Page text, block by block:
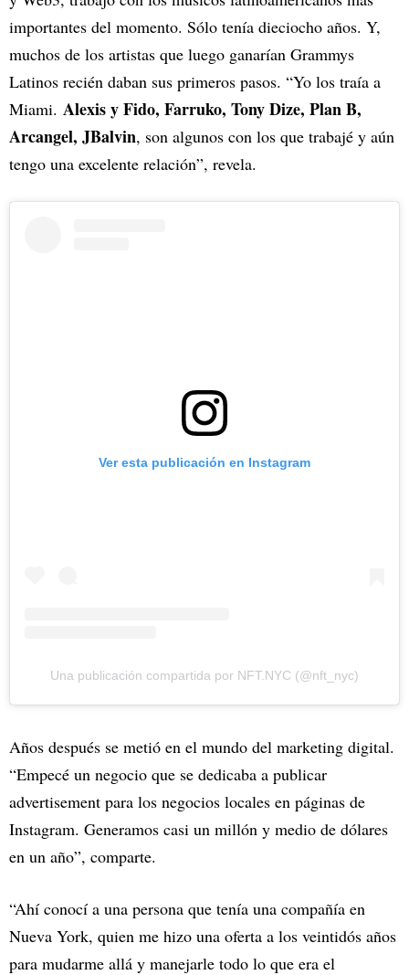
importantes del momento. Sólo tenía dieciocho años. Y,
muchos de los artistas que luego ganarían Grammys
Latinos recién daban sus primeros pasos. “Yo los traía a
Miami. Alexis y Fido, Farruko, Tony Dize, Plan B,
Arcangel, JBalvin, son algunos con los que trabajé y aún
tengo una excelente relación”, revela.
Ver esta publicación en Instagram
Una publicación compartida por NFT.NYC (@nft_nyc)
Años después se metió en el mundo del marketing digital.
“Empecé un negocio que se dedicaba a publicar
advertisement para los negocios locales en páginas de
Instagram. Generamos casi un millón y medio de dólares
en un año”, comparte.
“Ahí conocí a una persona que tenía una compañía en
Nueva York, quien me hizo una oferta a los veintidós años
para mudarme allá y manejarle todo lo que era el